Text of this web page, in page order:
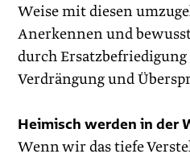
Weise mit diesen
Anerkennen und
durch
Verdrängung und
Heimisch werden in der
Wenn wir das tiefe